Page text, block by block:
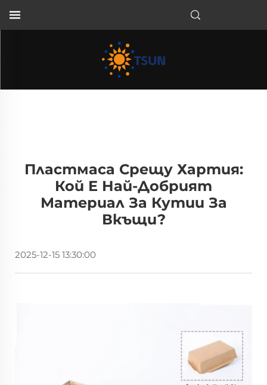
Пластмаса Срещу Хартия:
Кой Е Най-Добрият
Материал За Кутии За
Вкъщи?
2025-12-15 13:30:00